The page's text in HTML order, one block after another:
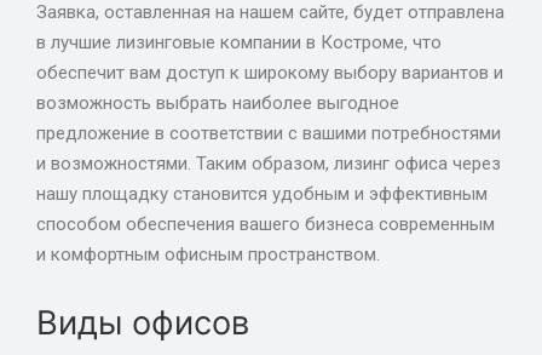
Заявка, оставленная на нашем сайте, будет отправлена
в лучшие лизинговые компании в Костроме, что
обеспечит вам доступ к широкому выбору вариантов и
возможность выбрать наиболее выгодное
предложение в соответствии с вашими потребностями
и возможностями. Таким образом, лизинг офиса через
нашу площадку становится удобным и эффективным
способом обеспечения вашего бизнеса современным
и комфортным офисным пространством.
Виды офисов